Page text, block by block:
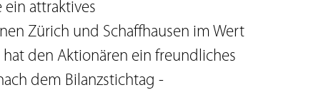
attraktives
Zürich und Schaffhausen im Wert
den Aktionären ein freundliches
dem Bilanzstichtag -